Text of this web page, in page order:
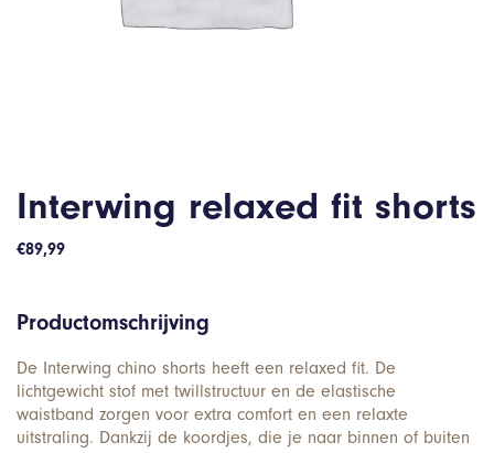
Interwing relaxed fit shorts
€89,99
Productomschrijving
De Interwing chino shorts heeft een relaxed fit. De
lichtgewicht stof met twillstructuur en de elastische
waistband zorgen voor extra comfort en een relaxte
uitstraling. Dankzij de koordjes, die je naar binnen of buiten